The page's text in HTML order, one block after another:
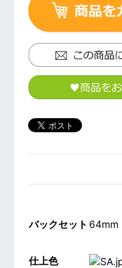
バックセット 64mm
仕上色